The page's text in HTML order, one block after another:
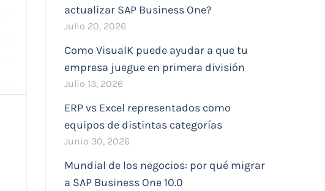
actualizar SAP Business One?
Julio 20, 2026
Como VisualK puede ayudar a que tu
empresa juegue en primera división
Julio 13, 2026
ERP vs Excel representados como
equipos de distintas categorías
Junio 30, 2026
Mundial de los negocios: por qué migrar
a SAP Business One 10.0